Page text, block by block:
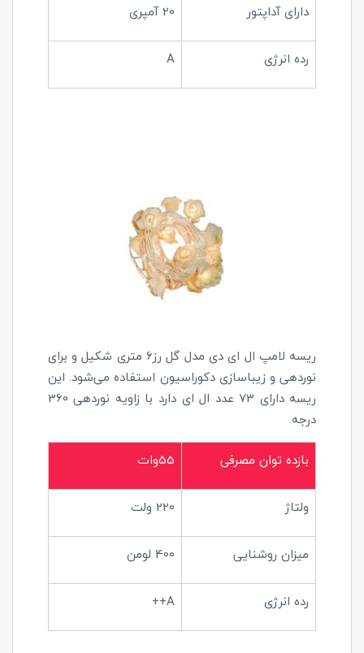
دارای آداپتور 20 آمپری
رده انرژی A
ریسه لامپ ال ای دی مدل گل رز6 متری شکیل و برای
نوردهی و زیباسازی دکوراسیون استفاده می‌شود. این
ریسه دارای 73 عدد ال ای دارد با زاویه نوردهی 360
درجه.
بازده توان مصرفی
55وات
ولتاژ 220 ولت
میزان روشنایی 400 لومن
رده انرژی ++A